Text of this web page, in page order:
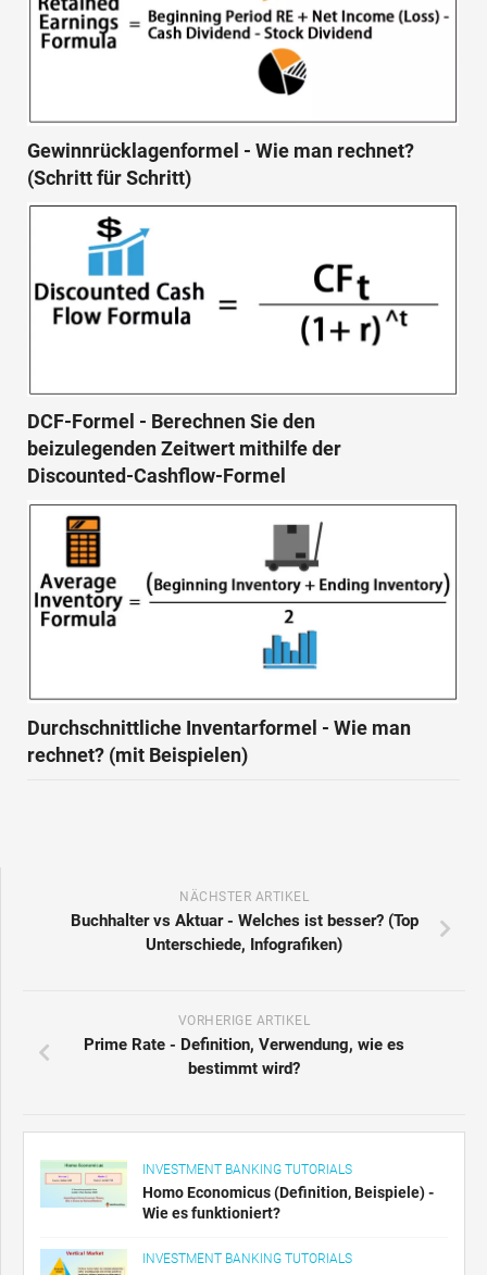
Gewinnrücklagenformel - Wie man rechnet?
(Schritt für Schritt)
DCF-Formel - Berechnen Sie den
beizulegenden Zeitwert mithilfe der
Discounted-Cashflow-Formel
Durchschnittliche Inventarformel - Wie man
rechnet? (mit Beispielen)
NÄCHSTER ARTIKEL
Buchhalter vs Aktuar - Welches ist besser? (Top
Unterschiede, Infografiken)
VORHERIGE ARTIKEL
Prime Rate - Definition, Verwendung, wie es
bestimmt wird?
INVESTMENT BANKING TUTORIALS
Homo Economicus (Definition, Beispiele) -
Wie es funktioniert?
INVESTMENT BANKING TUTORIALS